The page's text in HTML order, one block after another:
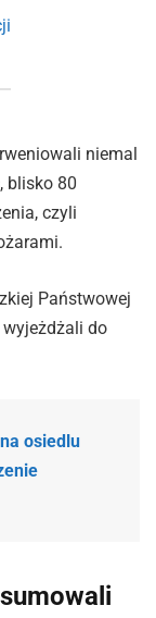
niemal
blisko 80
czyli
Państwowej
wyjeżdżali do
osiedlu